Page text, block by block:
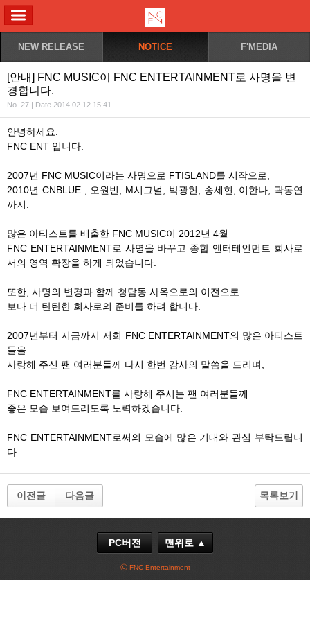
NEW RELEASE NOTICE F'MEDIA
[안내] FNC MUSIC이 FNC ENTERTAINMENT로 사명을 변
경합니다.
No. 27 | Date 2014.02.12 15:41
안녕하세요.
FNC ENT 입니다.
2007년 FNC MUSIC이라는 사명으로 FTISLAND를 시작으로,
2010년 CNBLUE , 오원빈, M시그널, 박광현, 송세현, 이한나, 곽동연
까지.
많은 아티스트를 배출한 FNC MUSIC이 2012년 4월
FNC ENTERTAINMENT로 사명을 바꾸고 종합 엔터테인먼트 회사로
서의 영역 확장을 하게 되었습니다.
또한, 사명의 변경과 함께 청담동 사옥으로의 이전으로
보다 더 탄탄한 회사로의 준비를 하려 합니다.
2007년부터 지금까지 저희 FNC ENTERTAINMENT의 많은 아티스트
들을
사랑해 주신 팬 여러분들께 다시 한번 감사의 말씀을 드리며,
FNC ENTERTAINMENT를 사랑해 주시는 팬 여러분들께
좋은 모습 보여드리도록 노력하겠습니다.
FNC ENTERTAINMENT로써의 모습에 많은 기대와 관심 부탁드립니
다.
이전글 다음글 목록보기
PC버전 맨위로 ▲
ⓒ FNC Entertainment